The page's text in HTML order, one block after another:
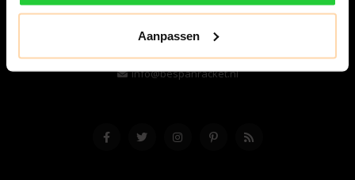
Aanpassen
Nederland
06-57276080
info@bespanracket.nl